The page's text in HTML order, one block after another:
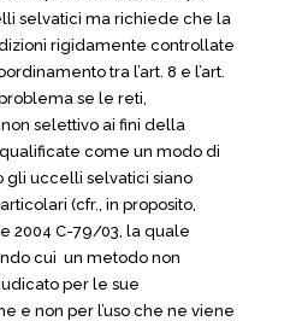
selvatici ma richiede che la
rigidamente controllate
tra l’art. 8 e l’art.
se le reti,
selettivo ai fini della
come un modo di
gli uccelli selvatici siano
(cfr., in proposito,
2004 C-79/03, la quale
cui un metodo non
per le sue
e non per l’uso che ne viene